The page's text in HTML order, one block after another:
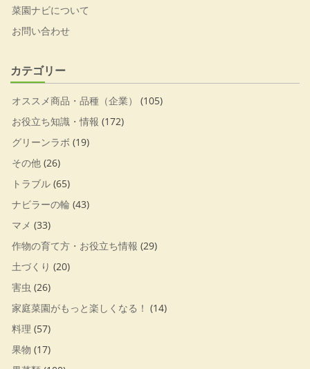
菜園ナビについて
お問い合わせ
カテゴリー
オススメ商品・品種（企業）
(105)
お役立ち知識・情報 (172)
グリーンラボ (19)
その他 (26)
トラブル (65)
ナビラーの輪 (43)
マメ (33)
作物の育て方・お役立ち情報 (29)
土づくり (20)
害虫 (26)
家庭菜園がもっと楽しくなる！ (14)
料理 (57)
果物 (17)